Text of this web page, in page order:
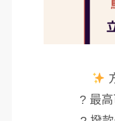
? 最